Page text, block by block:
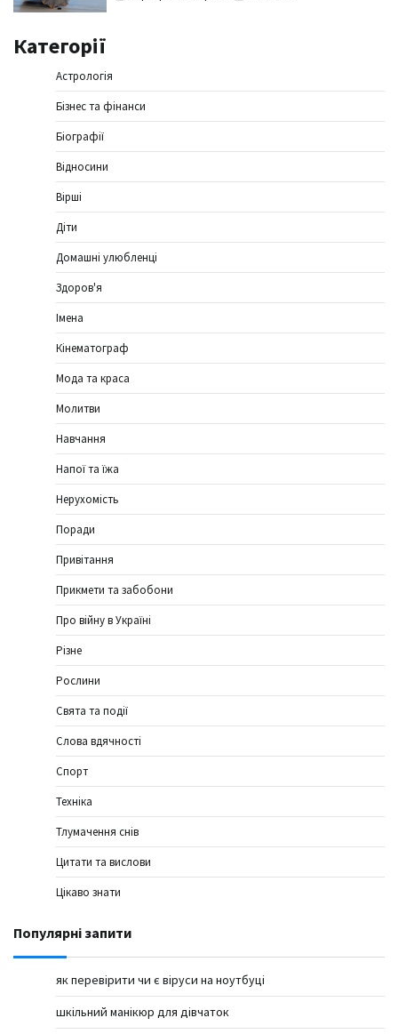
Категорії
Астрологія
Бізнес та фінанси
Біографії
Відносини
Вірші
Діти
Домашні улюбленці
Здоров'я
Імена
Кінематограф
Мода та краса
Молитви
Навчання
Напої та їжа
Нерухомість
Поради
Привітання
Прикмети та забобони
Про війну в Україні
Різне
Рослини
Свята та події
Слова вдячності
Спорт
Техніка
Тлумачення снів
Цитати та вислови
Цікаво знати
Популярні запити
як перевірити чи є віруси на ноутбуці
шкільний манікюр для дівчаток